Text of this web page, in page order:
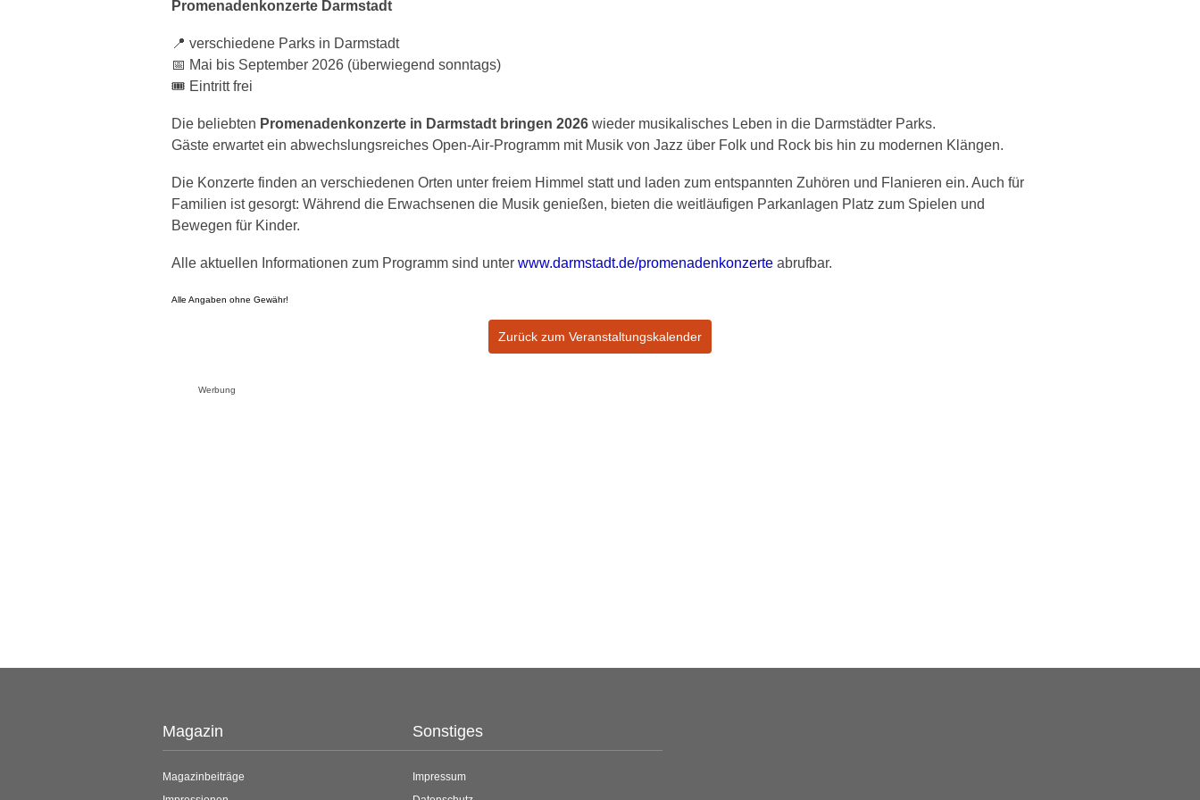
Promenadenkonzerte Darmstadt
📍 verschiedene Parks in Darmstadt
📅 Mai bis September 2026 (überwiegend sonntags)
🎟️ Eintritt frei
Die beliebten Promenadenkonzerte in Darmstadt bringen 2026 wieder musikalisches Leben in die Darmstädter Parks.
Gäste erwartet ein abwechslungsreiches Open-Air-Programm mit Musik von Jazz über Folk und Rock bis hin zu modernen Klängen.
Die Konzerte finden an verschiedenen Orten unter freiem Himmel statt und laden zum entspannten Zuhören und Flanieren ein. Auch für
Familien ist gesorgt: Während die Erwachsenen die Musik genießen, bieten die weitläufigen Parkanlagen Platz zum Spielen und
Bewegen für Kinder.
Alle aktuellen Informationen zum Programm sind unter www.darmstadt.de/promenadenkonzerte abrufbar.
Alle Angaben ohne Gewähr!
Zurück zum Veranstaltungskalender
Werbung
Magazin
Magazinbeiträge
Sonstiges
Impressum